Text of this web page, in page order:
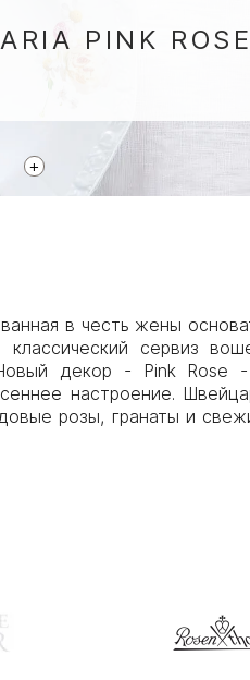
+
PINK ROSE
в честь жены
классический сервиз
декор - Pink Rose
настроение.
розы, гранаты и